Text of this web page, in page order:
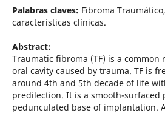
Palabras claves: Fibroma
características clínicas.
Abstract:
Traumatic fibroma (TF) is a common
oral cavity caused by trauma. TF is
around 4th and 5th decade of life
predilection. It is a smooth-surfaced
pedunculated base of implantation.